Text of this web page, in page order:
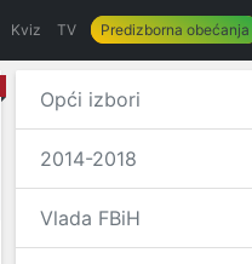
Kviz TV Predizborna obećanja
Opći izbori
2014-2018
Vlada FBiH